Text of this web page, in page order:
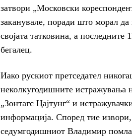
затвори „Московски
заканувале, поради што морал да
својата татковина, а
бегалец.
Иако рускиот претседател
неколкугодишните истражувања
„Зонтагс Цајтунг“ и
информација. Според тие
седумгодишниот Владимир